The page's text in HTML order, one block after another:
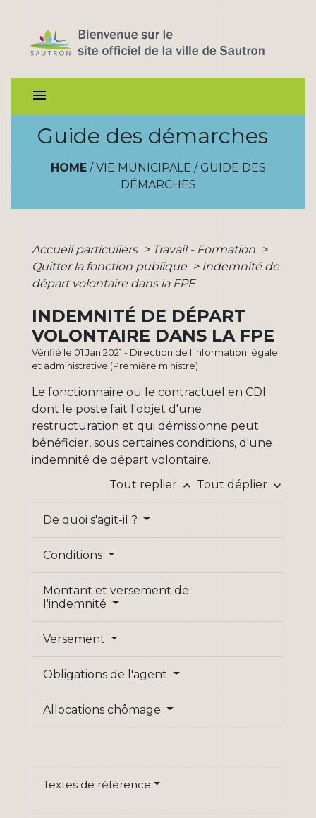
menu
Guide des démarches
HOME/ VIE MUNICIPALE / GUIDE DES
DÉMARCHES
Accueil particuliers > Travail - Formation >
Quitter la fonction publique > Indemnité de
départ volontaire dans la FPE
INDEMNITÉ DE DÉPART
VOLONTAIRE DANS LA FPE
Vérifié le 01 Jan 2021 - Direction de l'information légale
et administrative (Première ministre)
Le fonctionnaire ou le contractuel en CDI
dont le poste fait l'objet d'une
restructuration et qui démissionne peut
bénéficier, sous certaines conditions, d'une
indemnité de départ volontaire.
Tout replier keyboard_arrow_up Tout déplier keyboard_arrow_down
De quoi s'agit-il ?
Conditions
Montant et versement de
l'indemnité
Versement
Obligations de l'agent
Allocations chômage
Textes de référence